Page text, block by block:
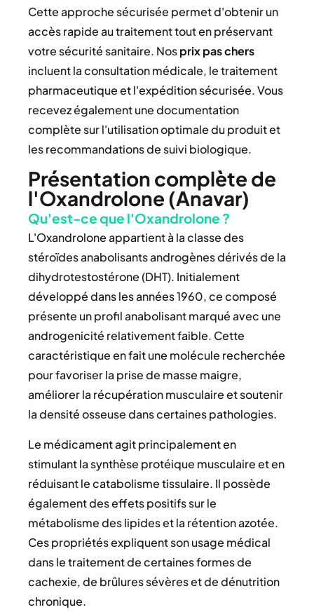
Cette approche sécurisée permet d'obtenir un
accès rapide au traitement tout en préservant
votre sécurité sanitaire. Nosprix pas chers
incluent la consultation médicale, le traitement
pharmaceutique et l'expédition sécurisée. Vous
recevez également une documentation
complète sur l'utilisation optimale du produit et
les recommandations de suivi biologique.
Présentation complète de
l'Oxandrolone (Anavar)
Qu'est-ce que l'Oxandrolone ?
L'Oxandrolone appartient à la classe des
stéroïdes anabolisants androgènes dérivés de la
dihydrotestostérone (DHT). Initialement
développé dans les années 1960, ce composé
présente un profil anabolisant marqué avec une
androgenicité relativement faible. Cette
caractéristique en fait une molécule recherchée
pour favoriser la prise de masse maigre,
améliorer la récupération musculaire et soutenir
la densité osseuse dans certaines pathologies.
Le médicament agit principalement en
stimulant la synthèse protéique musculaire et en
réduisant le catabolisme tissulaire. Il possède
également des effets positifs sur le
métabolisme des lipides et la rétention azotée.
Ces propriétés expliquent son usage médical
dans le traitement de certaines formes de
cachexie, de brûlures sévères et de dénutrition
chronique.